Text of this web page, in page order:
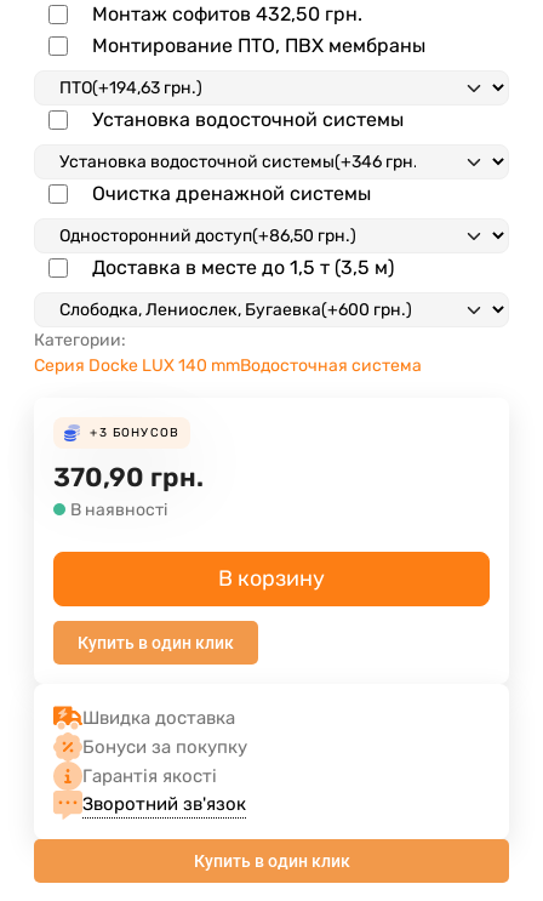
Монтаж софитов 432,50 грн.
Монтирование ПТО, ПВХ мембраны
Установка водосточной системы
Очистка дренажной системы
Доставка в месте до 1,5 т (3,5 м)
Категории:
Серия Docke LUX 140 mmВодосточная система
+3 БОНУСОВ
370,90 грн.
В наявності
В корзину
Купить в один клик
Швидка доставка
Бонуси за покупку
Гарантія якості
Зворотний зв'язок
Купить в один клик